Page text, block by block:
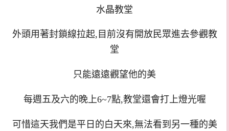
水晶教堂
外頭用著封鎖線拉起, 目前沒有開放民眾進去參觀教
堂
只能遠遠觀望他的美
每週五及六的晚上6~7點,教堂還會打上燈光喔
可惜這天我們是平日的白天來,無法看到另一種的美